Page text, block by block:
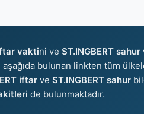
vaktini ve ST.INGBERT
bulunan linkten tüm
iftar ve ST.INGBERT sahur
de bulunmaktadır.